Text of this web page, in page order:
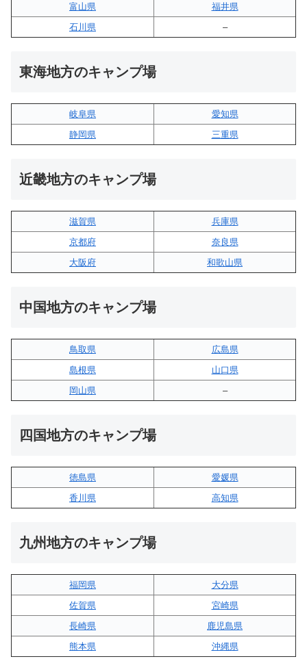
富山県
福井県
石川県
–
東海地方のキャンプ場
岐阜県
愛知県
静岡県
三重県
近畿地方のキャンプ場
滋賀県
兵庫県
京都府
奈良県
大阪府
和歌山県
中国地方のキャンプ場
鳥取県
広島県
島根県
山口県
岡山県
–
四国地方のキャンプ場
徳島県
愛媛県
香川県
高知県
九州地方のキャンプ場
福岡県
大分県
佐賀県
宮崎県
長崎県
鹿児島県
熊本県
沖縄県